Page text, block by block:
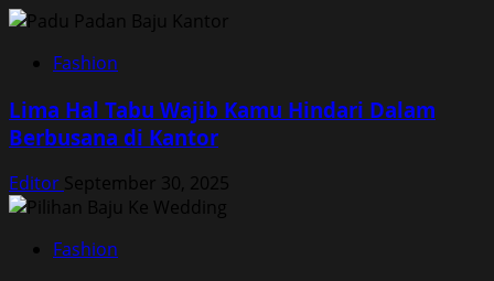
Fashion
Lima Hal Tabu Wajib Kamu Hindari Dalam
Berbusana di Kantor
Editor September 30, 2025
Fashion